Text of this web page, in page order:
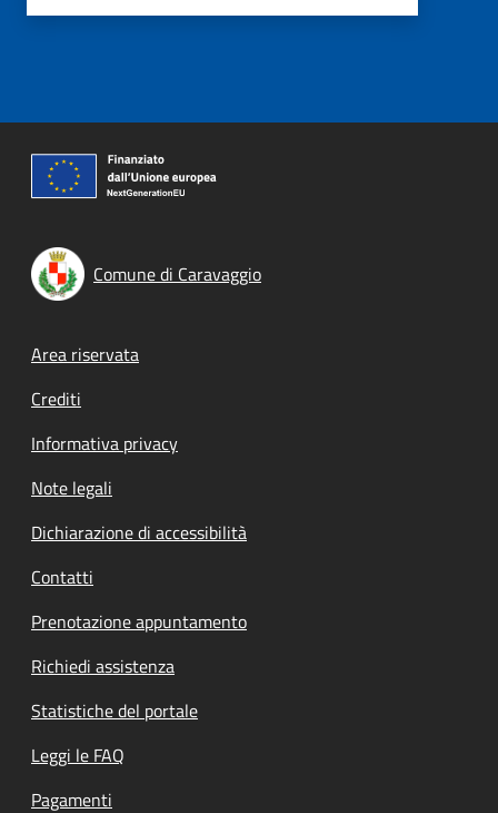
Comune di Caravaggio
Footer menu
Area riservata
Crediti
Informativa privacy
Note legali
Dichiarazione di accessibilità
Contatti
Prenotazione appuntamento
Richiedi assistenza
Statistiche del portale
Leggi le FAQ
Pagamenti